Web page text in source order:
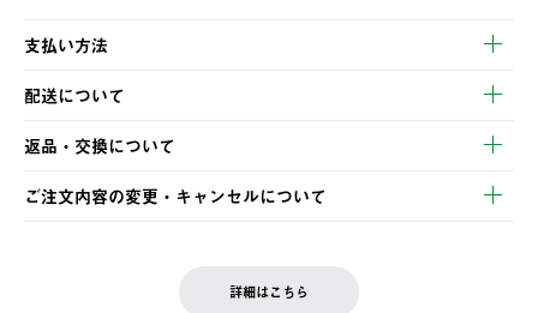
支払い方法
以下のいずれかの方法でお支払いいただけます。
・クレジットカード決済
・コンビニ決済
・Pay-easy決済
配送について
【発送スケジュール】
ご注文・ご入金完了より2営業日以内に商品を発送いたします。
土日祝の発送はございませんので、木曜日以降のご注文は週明け
の発送となる場合がございます。
返品・交換について
※お客様都合の場合
お客様都合の返品にかかる送料は、お客様ご負担とさせていただ
ご注文内容の変更・キャンセルについて
LOGOS FAMILY会員の方は、会員マイページ内 購入履歴画面に
詳細はこちら